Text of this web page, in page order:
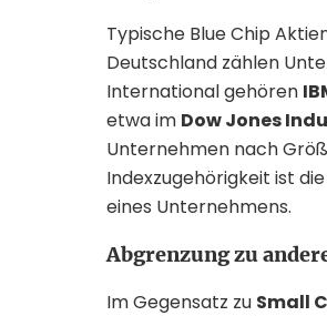
Typische Blue Chip
Deutschland zählen
International gehören
etwa im Dow Jones
Unternehmen nach
Indexzugehörigkeit ist
eines Unternehmens.
Abgrenzung zu
Im Gegensatz zu Small